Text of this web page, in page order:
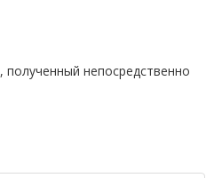
, полученный непосредственно